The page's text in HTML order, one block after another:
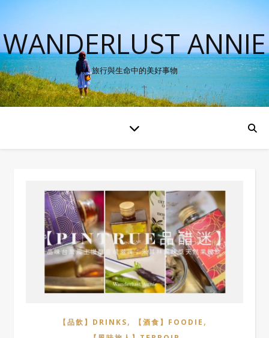
WANDERLUST ANNIE
旅行與生命中的美好事物
【品飲】DRINKS, 【酒食】FOODIE ,